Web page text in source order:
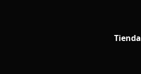
Tienda